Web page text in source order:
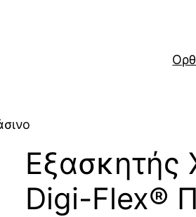
Εξασκητής
Digi-Flex®